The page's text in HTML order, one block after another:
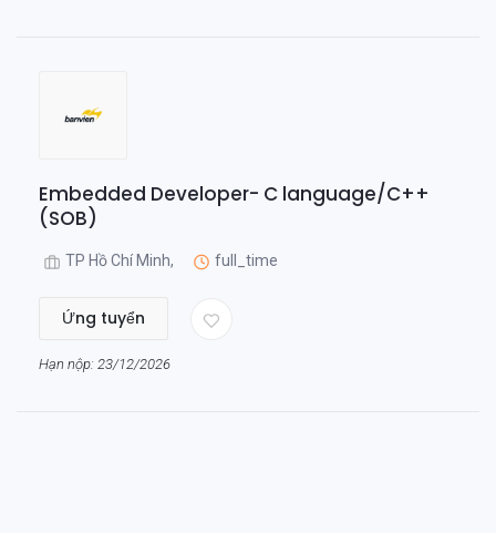
Embedded Developer- C language/C++
(SOB)
TP Hồ Chí Minh, full_time
Ứng tuyển
Hạn nộp: 23/12/2026